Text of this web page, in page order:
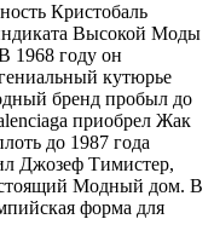
Кристобаль
Высокой Моды
1968 году он
кутюрье
бренд пробыл до
приобрел Жак
до 1987 года
Джозеф Тимистер,
Модный дом. В
форма для